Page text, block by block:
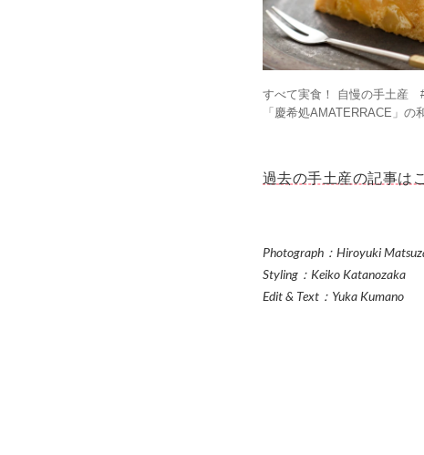
すべて実食！ 自慢の手土産
「慶希処AMATERRACE」の
過去の手土産の記事は
Photograph：Hiroyuki
Styling：Keiko Katanozaka
Edit & Text：Yuka Kumano